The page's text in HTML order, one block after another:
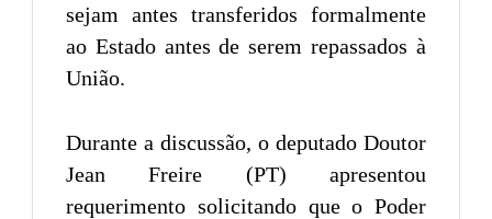
sejam antes transferidos formalmente
ao Estado antes de serem repassados à
União.
Durante a discussão, o deputado Doutor
Jean Freire (PT) apresentou
requerimento solicitando que o Poder